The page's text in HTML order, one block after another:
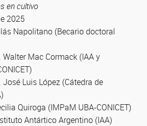
en cultivo
2025
Napolitano (Becario doctoral
Walter Mac Cormack (IAA y
José Luis López (Cátedra de
Quiroga (IMPaM UBA-CONICET)
Antártico Argentino (IAA)